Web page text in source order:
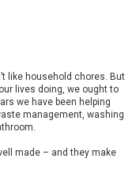
like household chores. But
lives doing, we ought to
we have been helping
management, washing
made – and they make